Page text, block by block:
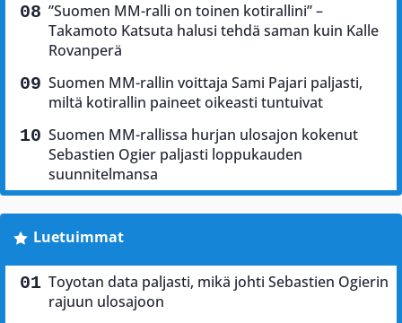
”Suomen MM-ralli on toinen kotirallini” –
Takamoto Katsuta halusi tehdä saman kuin Kalle
Rovanperä
Suomen MM-rallin voittaja Sami Pajari paljasti,
miltä kotirallin paineet oikeasti tuntuivat
Suomen MM-rallissa hurjan ulosajon kokenut
Sebastien Ogier paljasti loppukauden
suunnitelmansa
Luetuimmat
Toyotan data paljasti, mikä johti Sebastien Ogierin
rajuun ulosajoon